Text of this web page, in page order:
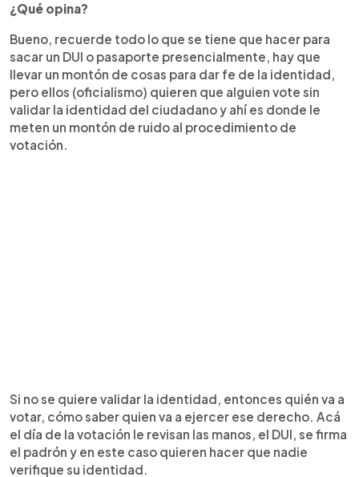
¿Qué opina?
Bueno, recuerde todo lo que se tiene que hacer para
sacar un DUI o pasaporte presencialmente, hay que
llevar un montón de cosas para dar fe de la identidad,
pero ellos (oficialismo) quieren que alguien vote sin
validar la identidad del ciudadano y ahí es donde le
meten un montón de ruido al procedimiento de
votación.
Si no se quiere validar la identidad, entonces quién va a
votar, cómo saber quien va a ejercer ese derecho. Acá
el día de la votación le revisan las manos, el DUI, se firma
el padrón y en este caso quieren hacer que nadie
verifique su identidad.